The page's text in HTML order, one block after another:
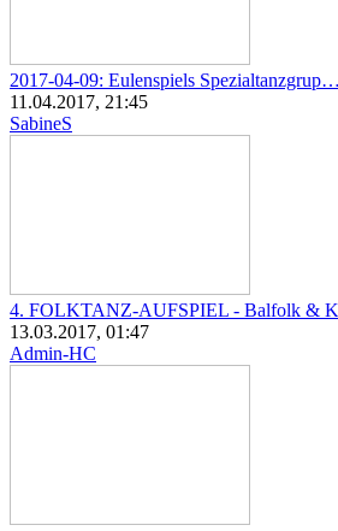
2017-04-09: Eulenspiels Spezialtanzgrup…
11.04.2017, 21:45
SabineS
4. FOLKTANZ-AUFSPIEL - Balfolk &
13.03.2017, 01:47
Admin-HC